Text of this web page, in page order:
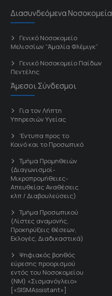
Διασυνδεόμενα Νοσοκομεία
Γενικό Νοσοκομείο
Μελισσίων “Άμαλία Φλέμιγκ”
Γενικό Νοσοκομείο Παίδων
Πεντέλης
Άμεσοι Σύνδεσμοι
Για τον Λήπτη
Υπηρεσιών Υγείας
'Εντυπα προς το
Κοινό και το Προσωπικό
Τμήμα Προμηθειών
(Διαγωνισμοί-
Μικροπρομήθειες-
Απευθείας Αναθέσεις
κλπ / Διαβουλεύσεις)
Τμήμα Προσωπικού
(Λίστες αναμονής,
Προκηρύξεις θέσεων,
Εκλογές, Διαδικαστικά)
Ψηφιακός βοηθός
εύρεσης προορισμού
εντός του Νοσοκομείου
(ΝΜ) «Σισμανόγλειο»
[«SISMAssistant»]